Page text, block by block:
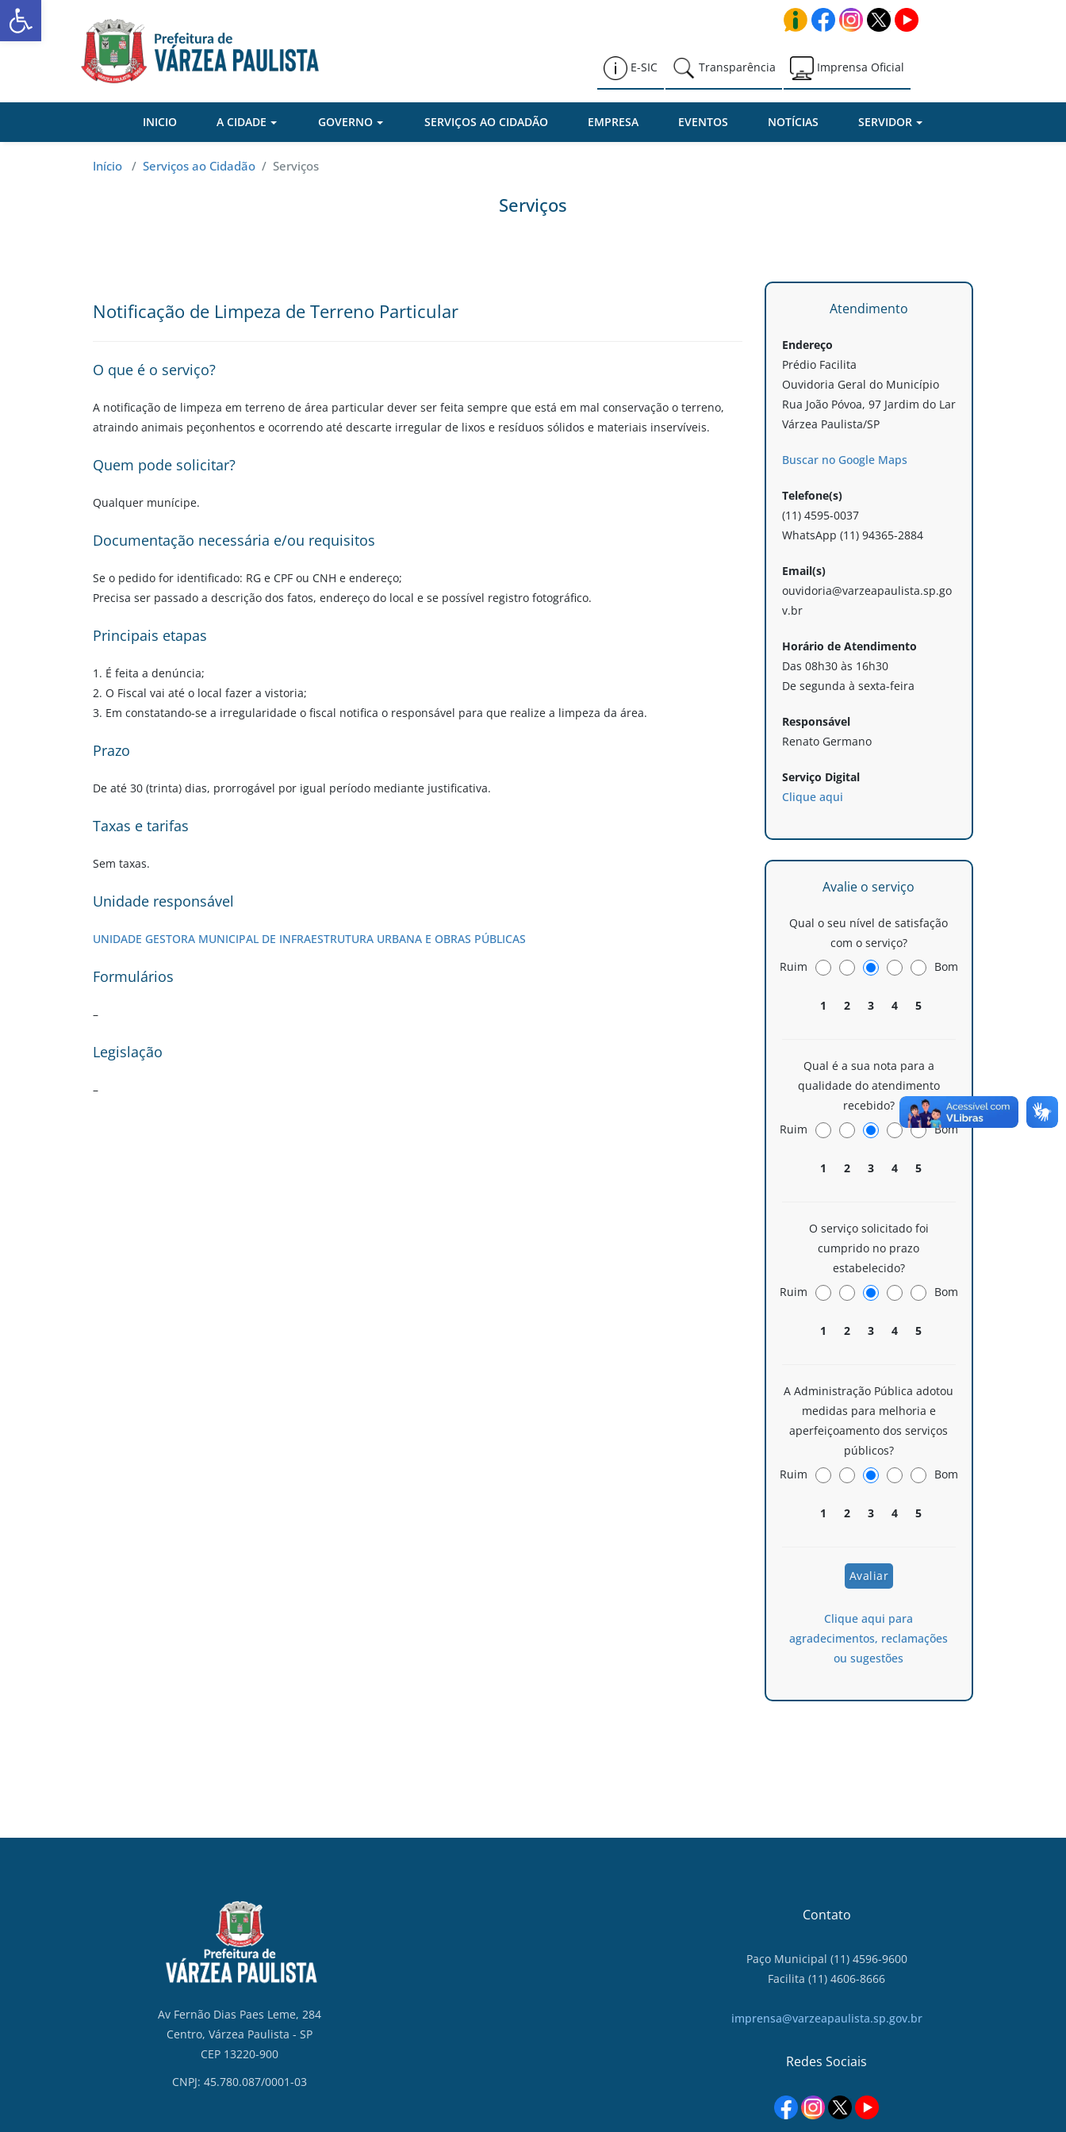
Skip
to
E-SIC Transparência Imprensa Oficial
INICIO A CIDADE GOVERNO SERVIÇOS AO CIDADÃO EMPRESA EVENTOS NOTÍCIAS SERVIDOR
Início / Serviços ao Cidadão / Serviços
Serviços
Notificação de Limpeza de Terreno Particular
O que é o serviço?
A notificação de limpeza em terreno de área particular dever ser feita sempre que está em mal conservação o terreno,
atraindo animais peçonhentos e ocorrendo até descarte irregular de lixos e resíduos sólidos e materiais inservíveis.
Quem pode solicitar?
Qualquer munícipe.
Documentação necessária e/ou requisitos
Se o pedido for identificado: RG e CPF ou CNH e endereço;
Precisa ser passado a descrição dos fatos, endereço do local e se possível registro fotográfico.
Principais etapas
1. É feita a denúncia;
2. O Fiscal vai até o local fazer a vistoria;
3. Em constatando-se a irregularidade o fiscal notifica o responsável para que realize a limpeza da área.
Prazo
De até 30 (trinta) dias, prorrogável por igual período mediante justificativa.
Taxas e tarifas
Sem taxas.
Unidade responsável
UNIDADE GESTORA MUNICIPAL DE INFRAESTRUTURA URBANA E OBRAS PÚBLICAS
Formulários
–
Legislação
–
Atendimento
Endereço
Prédio Facilita
Ouvidoria Geral do Município
Rua João Póvoa, 97 Jardim do Lar
Várzea Paulista/SP
Buscar no Google Maps
Telefone(s)
(11) 4595-0037
WhatsApp (11) 94365-2884
Email(s)
ouvidoria@varzeapaulista.sp.go
v.br
Horário de Atendimento
Das 08h30 às 16h30
De segunda à sexta-feira
Responsável
Renato Germano
Serviço Digital
Clique aqui
Avalie o serviço
Qual o seu nível de satisfação
com o serviço?
Ruim
1 2 3 4 5
Bom
Qual é a sua nota para a
qualidade do atendimento
recebido?
Ruim
1 2 3 4 5
Bom
O serviço solicitado foi
cumprido no prazo
estabelecido?
Ruim
1 2 3 4 5
Bom
A Administração Pública adotou
medidas para melhoria e
aperfeiçoamento dos serviços
públicos?
Ruim
1 2 3 4 5
Bom
Clique aqui para
agradecimentos, reclamações
ou sugestões
Av Fernão Dias Paes Leme, 284
Centro, Várzea Paulista - SP
CEP 13220-900
CNPJ: 45.780.087/0001-03
Contato
Paço Municipal (11) 4596-9600
Facilita (11) 4606-8666
imprensa@varzeapaulista.sp.gov.br
Redes Sociais